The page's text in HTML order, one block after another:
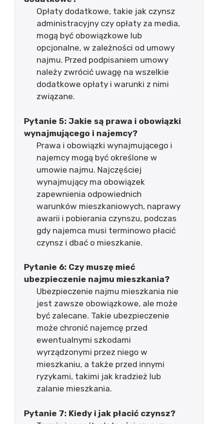
Opłaty dodatkowe, takie jak czynsz
administracyjny czy opłaty za media,
mogą być obowiązkowe lub
opcjonalne, w zależności od umowy
najmu. Przed podpisaniem umowy
należy zwrócić uwagę na wszelkie
dodatkowe opłaty i warunki z nimi
związane.
Pytanie 5: Jakie są prawa i obowiązki
wynajmującego i najemcy?
Prawa i obowiązki wynajmującego i
najemcy mogą być określone w
umowie najmu. Najczęściej
wynajmujący ma obowiązek
zapewnienia odpowiednich
warunków mieszkaniowych, naprawy
awarii i pobierania czynszu, podczas
gdy najemca musi terminowo płacić
czynsz i dbać o mieszkanie.
Pytanie 6: Czy muszę mieć
ubezpieczenie najmu mieszkania?
Ubezpieczenie najmu mieszkania nie
jest zawsze obowiązkowe, ale może
być zalecane. Takie ubezpieczenie
może chronić najemcę przed
ewentualnymi szkodami
wyrządzonymi przez niego w
mieszkaniu, a także przed innymi
ryzykami, takimi jak kradzież lub
zalanie mieszkania.
Pytanie 7: Kiedy i jak płacić czynsz?